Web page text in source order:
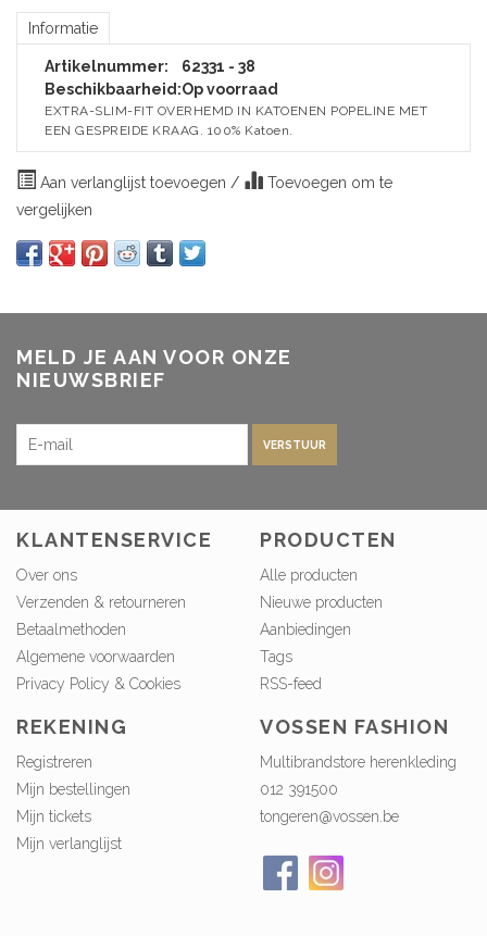
Informatie
Artikelnummer:
62331 - 38
Beschikbaarheid:Op voorraad
EXTRA-SLIM-FIT OVERHEMD IN KATOENEN POPELINE MET
EEN GESPREIDE KRAAG. 100% Katoen.
Aan verlanglijst toevoegen /
Toevoegen om te
vergelijken
MELD JE AAN VOOR ONZE
NIEUWSBRIEF
VERSTUUR
KLANTENSERVICE
Over ons
Verzenden & retourneren
Betaalmethoden
Algemene voorwaarden
Privacy Policy & Cookies
PRODUCTEN
Alle producten
Nieuwe producten
Aanbiedingen
Tags
RSS-feed
REKENING
Registreren
Mijn bestellingen
Mijn tickets
Mijn verlanglijst
VOSSEN FASHION
Multibrandstore herenkleding
012 391500
tongeren@vossen.be